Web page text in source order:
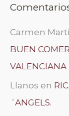
Carmen
BUEN
VALENCIANA
Llanos en
´ANGELS.